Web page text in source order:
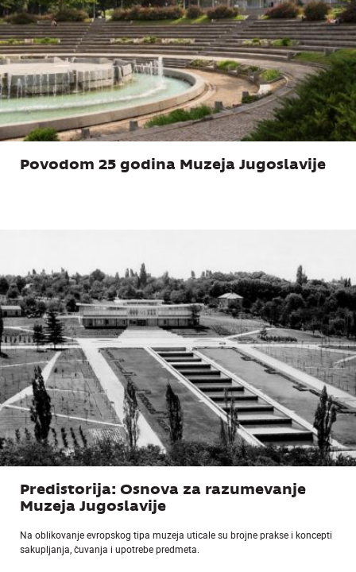
Povodom 25 godina Muzeja Jugoslavije
Predistorija: Osnova za razumevanje
Muzeja Jugoslavije
Na oblikovanje evropskog tipa muzeja uticale su brojne prakse i koncepti
sakupljanja, čuvanja i upotrebe predmeta.